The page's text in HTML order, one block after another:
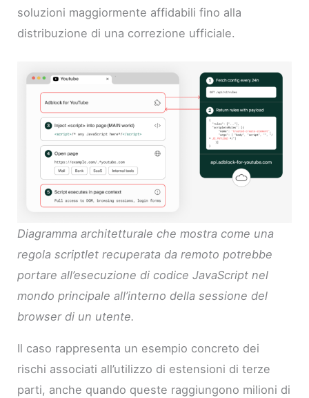
soluzioni maggiormente affidabili fino alla
distribuzione di una correzione ufficiale.
Diagramma architetturale che mostra come una
regola scriptlet recuperata da remoto potrebbe
portare all’esecuzione di codice JavaScript nel
mondo principale all’interno della sessione del
browser di un utente.
Il caso rappresenta un esempio concreto dei
rischi associati all’utilizzo di estensioni di terze
parti, anche quando queste raggiungono milioni di